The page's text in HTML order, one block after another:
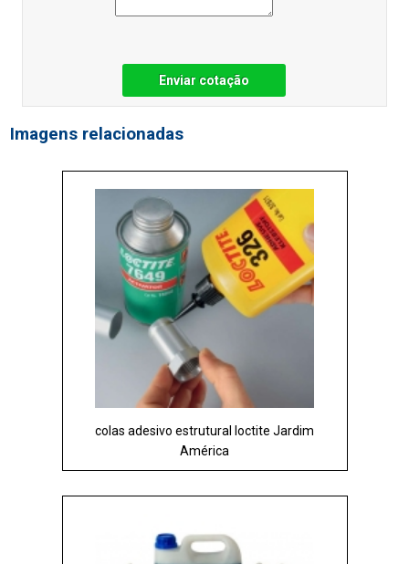
Enviar cotação
Imagens relacionadas
colas adesivo estrutural loctite Jardim
América